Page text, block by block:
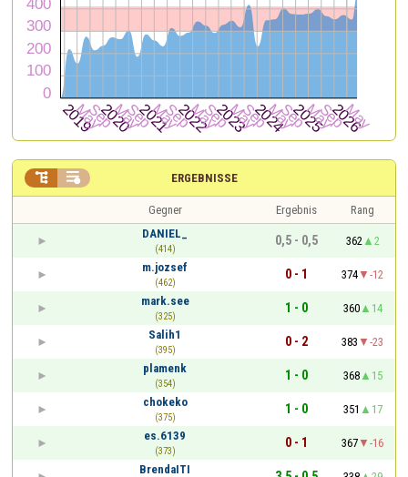
ERGEBNISSE
 
Gegner Ergebnis
Rang
DANIEL_
(414)
0,5 - 0,5 362
2
m.jozsef
(462)
0 - 1 374
-12
mark.see
(325)
1 - 0 360
14
Salih1
(395)
0 - 2 383
-23
plamenk
(354)
1 - 0 368
15
chokeko
(375)
1 - 0 351
17
es.6139
(373)
0 - 1 367
-16
BrendaITI